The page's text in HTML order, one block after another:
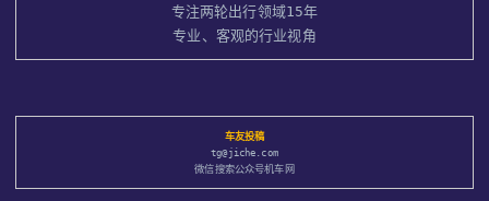
专注两轮出行领域15年
专业、客观的行业视角
车友投稿
tg@jiche.com
微信搜索公众号机车网